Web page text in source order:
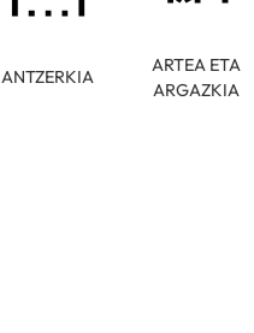
ANTZERKIA
ARTEA ETA
ARGAZKIA